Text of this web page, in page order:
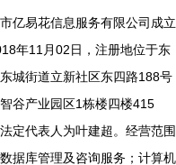
亿易花信息服务有限公司成立
年11月02日，注册地位于东
城街道立新社区东四路188号
谷产业园区1栋楼四楼415
定代表人为叶建超。经营范围
据库管理及咨询服务；计算机